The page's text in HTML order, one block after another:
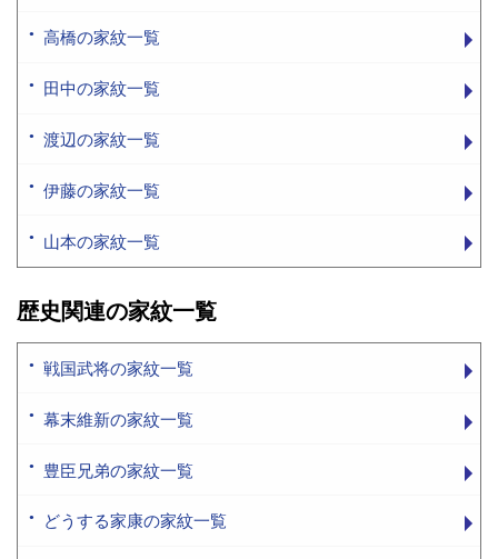
高橋の家紋一覧
田中の家紋一覧
渡辺の家紋一覧
伊藤の家紋一覧
山本の家紋一覧
歴史関連の家紋一覧
戦国武将の家紋一覧
幕末維新の家紋一覧
豊臣兄弟の家紋一覧
どうする家康の家紋一覧